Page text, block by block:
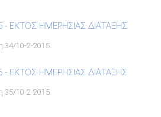
- ΕΚΤΟΣ ΗΜΕΡΗΣΙΑΣ ΔΙΑΤΑΞΗΣ
34/10-2-2015.
- ΕΚΤΟΣ ΗΜΕΡΗΣΙΑΣ ΔΙΑΤΑΞΗΣ
35/10-2-2015.